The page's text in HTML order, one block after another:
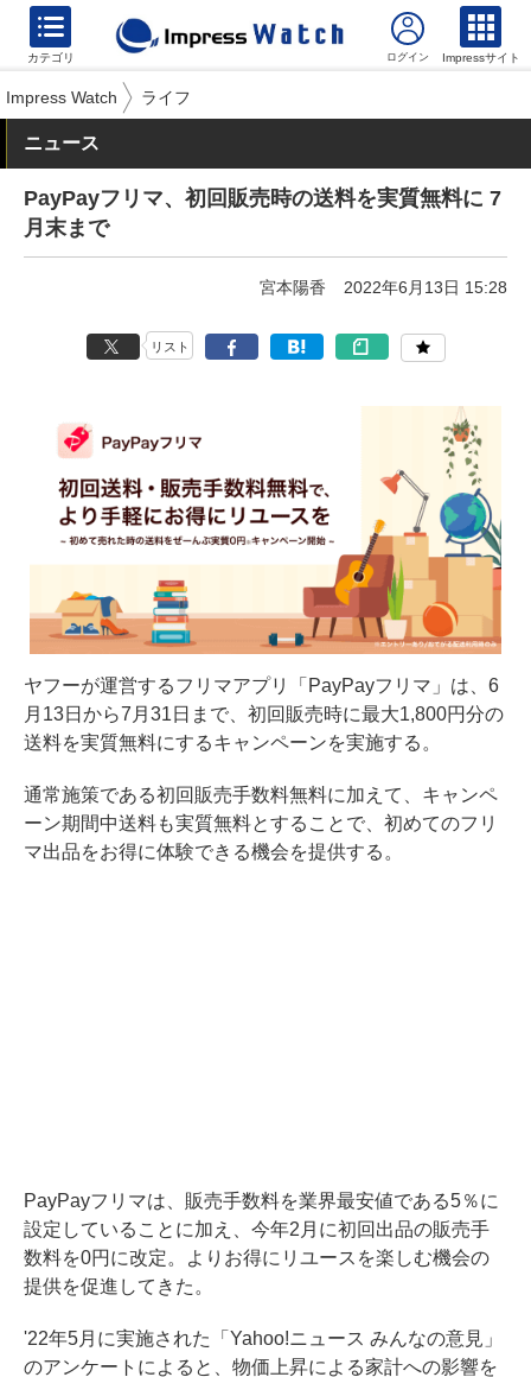
カテゴリ Impressサイト
Impress Watch ライフ
ニュース
PayPayフリマ、初回販売時の送料を実質無料に 7
月末まで
宮本陽香 2022年6月13日 15:28
リスト
ヤフーが運営するフリマアプリ「PayPayフリマ」は、6
月13日から7月31日まで、初回販売時に最大1,800円分の
送料を実質無料にするキャンペーンを実施する。
通常施策である初回販売手数料無料に加えて、キャンペ
ーン期間中送料も実質無料とすることで、初めてのフリ
マ出品をお得に体験できる機会を提供する。
PayPayフリマは、販売手数料を業界最安値である5％に
設定していることに加え、今年2月に初回出品の販売手
数料を0円に改定。よりお得にリユースを楽しむ機会の
提供を促進してきた。
'22年5月に実施された「Yahoo!ニュース みんなの意見」
のアンケートによると、物価上昇による家計への影響を